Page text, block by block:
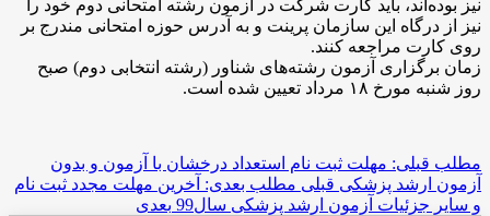
نیز بوده‌اند، باید کارت شرکت در آزمون رشته امتحانی دوم خود را
نیز از درگاه این سازمان پرینت و به آدرس حوزه امتحانی مندرج بر
روی کارت مراجعه کنند.
زمان برگزاری آزمون رشته‌های شناور (رشته انتخابی دوم) صبح
روز شنبه مورخ ۱۸ مرداد تعیین شده است.
مطلب قبلی: مهلت ثبت نام استعداد درخشان با آزمون و بدون
آزمون ارشد پزشکی قبلی مطلب بعدی: آخرین مهلت مجدد ثبت نام
و سایر جزئیات آزمون ارشد پزشکی سال99
بعدی